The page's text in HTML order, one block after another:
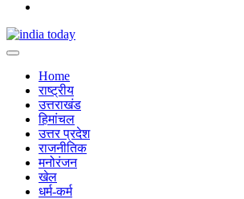
Home
राष्ट्रीय
उत्तराखंड
हिमांचल
उत्तर प्रदेश
राजनीतिक
मनोरंजन
खेल
धर्म-कर्म